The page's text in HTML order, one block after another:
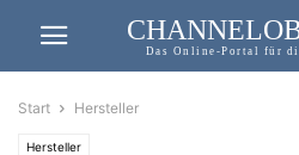
Das Online-Portal für
Start Hersteller
Hersteller